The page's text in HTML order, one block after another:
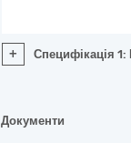
+ Специфікація
Документи